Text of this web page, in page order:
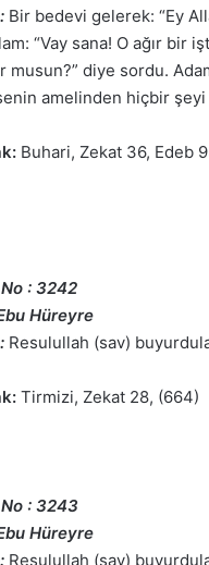
Bir bedevi gelerek: “Ey
“Vay sana! O ağır bir
musun?” diye sordu.
amelinden hiçbir
Buhari, Zekat 36, Edeb
: 3242
Hüreyre
Resulullah (sav)
Tirmizi, Zekat 28, (664)
: 3243
Hüreyre
Resulullah (sav)